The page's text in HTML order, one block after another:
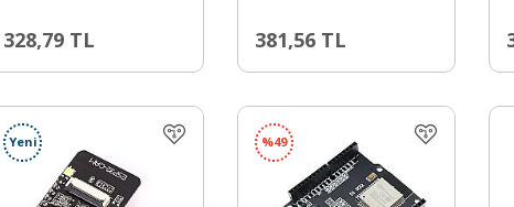
328,79 TL 381,56 TL
Yeni %49